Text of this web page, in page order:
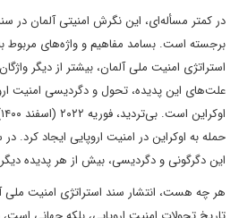
در کمتر مسأله‌ای، این نگرش امنیتی آلمان در
برجسته است. بسامد مفاهیم و واژه‌های مربوط
استراتژی امنیت ملی آلمان، بیشتر از دیگر
علت‌های این پدیده، تحول و دگردیسی امنیت
حمله به اوکراین در امنیت اروپایی ایجاد کرد.
این دگرگونی و دگردیسی، بیش از هر پدیده
هر چه هست، انتشار سند استراتژی امنیت ملی